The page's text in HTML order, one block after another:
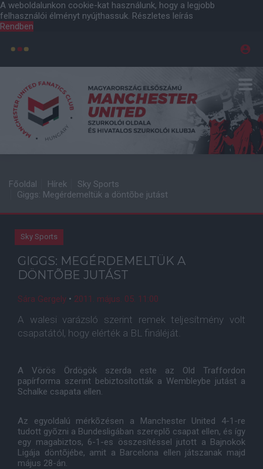
A weboldalunkon cookie-kat használunk, hogy a legjobb
felhasználói élményt nyújthassuk. Részletes leírás
Rendben
Főoldal Hírek
Sky Sports
Giggs: Megérdemeltük a döntõbe jutást
Sky Sports
GIGGS: MEGÉRDEMELTÜK A
DÖNTÕBE JUTÁST
Sára Gergely • 2011. május. 05. 11:00
A walesi varázsló szerint remek teljesítmény volt
csapatától, hogy elérték a BL fináléját.
A Vörös Ördögök szerda este az Old Traffordon
papírforma szerint bebiztosították a Wembleybe jutást a
Schalke csapata ellen.
Az egyoldalú mérkõzésen a Manchester United 4-1-re
tudott gyõzni a Bundesligában szereplõ csapat ellen, és így
egy magabiztos, 6-1-es összesítéssel jutott a Bajnokok
Ligája döntõjébe, amit a Barcelona ellen játszanak majd
május 28-án.